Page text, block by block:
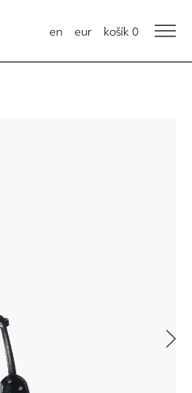
en eur košík 0
Previous